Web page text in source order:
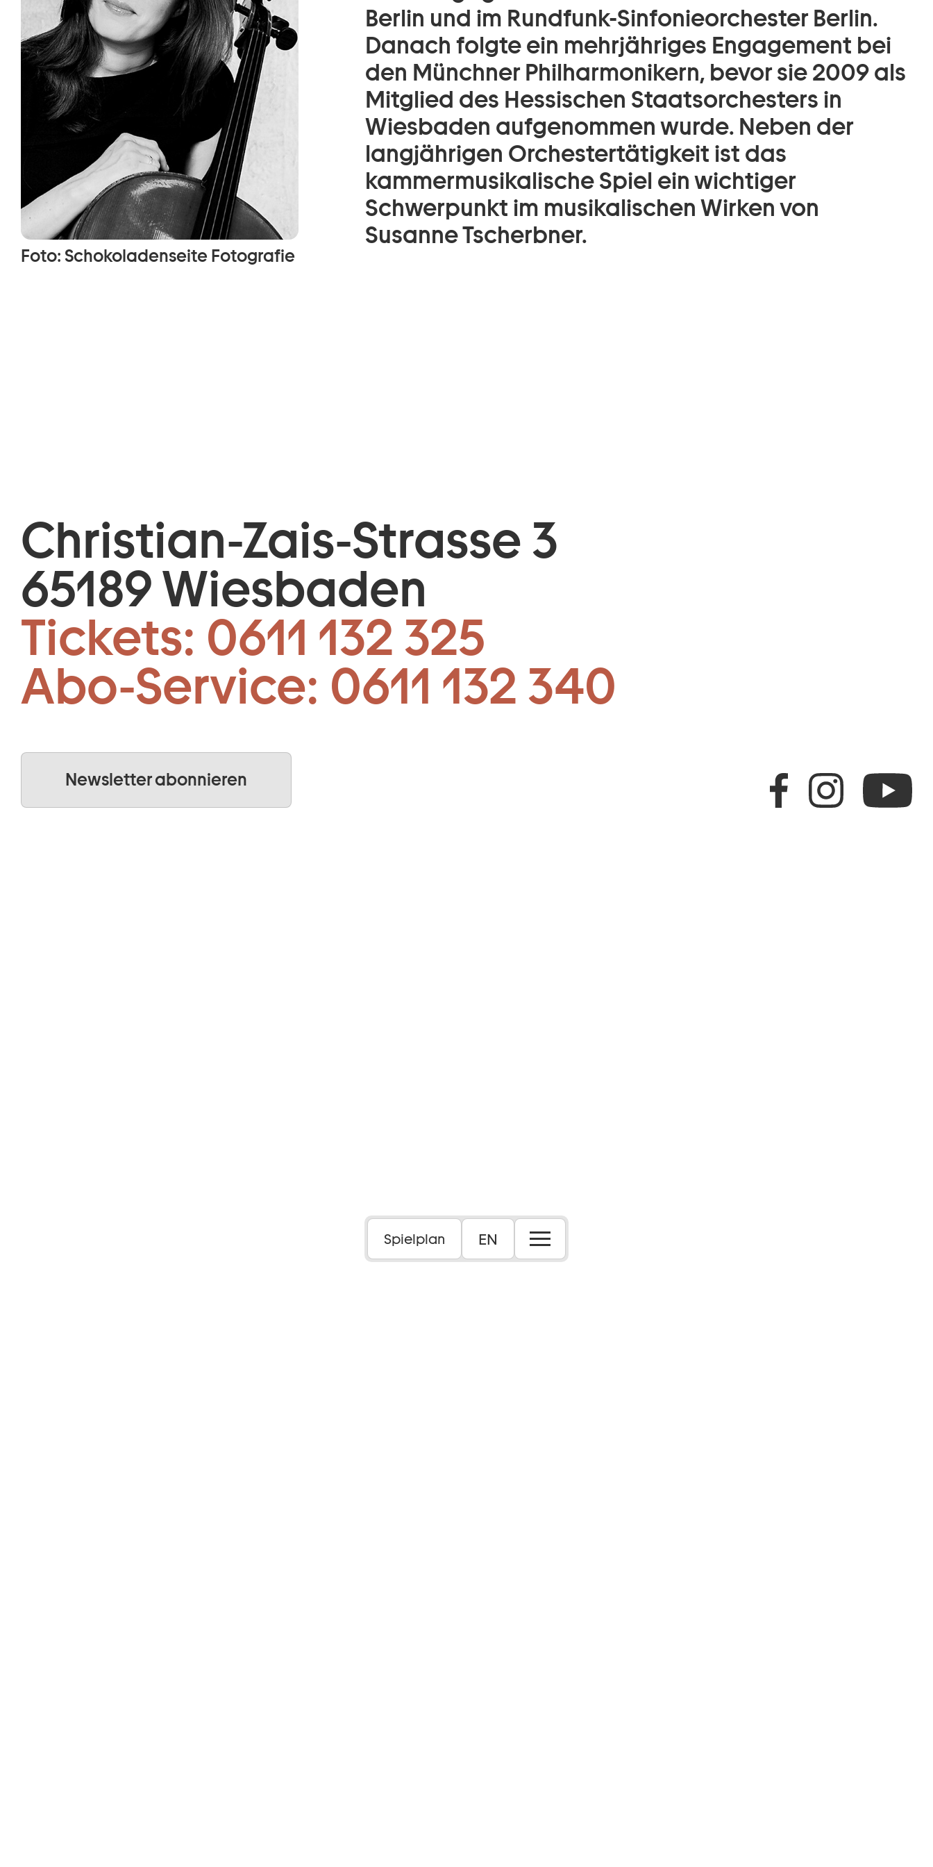
Spielplan EN
Foto: Schokoladenseite Fotografie
Berlin und im Rundfunk-Sinfonieorchester Berlin.
Danach folgte ein mehrjähriges Engagement bei
den Münchner Philharmonikern, bevor sie 2009 als
Mitglied des Hessischen Staatsorchesters in
Wiesbaden aufgenommen wurde. Neben der
langjährigen Orchestertätigkeit ist das
kammermusikalische Spiel ein wichtiger
Schwerpunkt im musikalischen Wirken von
Susanne Tscherbner.
Christian-Zais-Strasse 3
65189 Wiesbaden
Tickets: 0611 132 325
Abo-Service: 0611 132 340
Newsletter abonnieren